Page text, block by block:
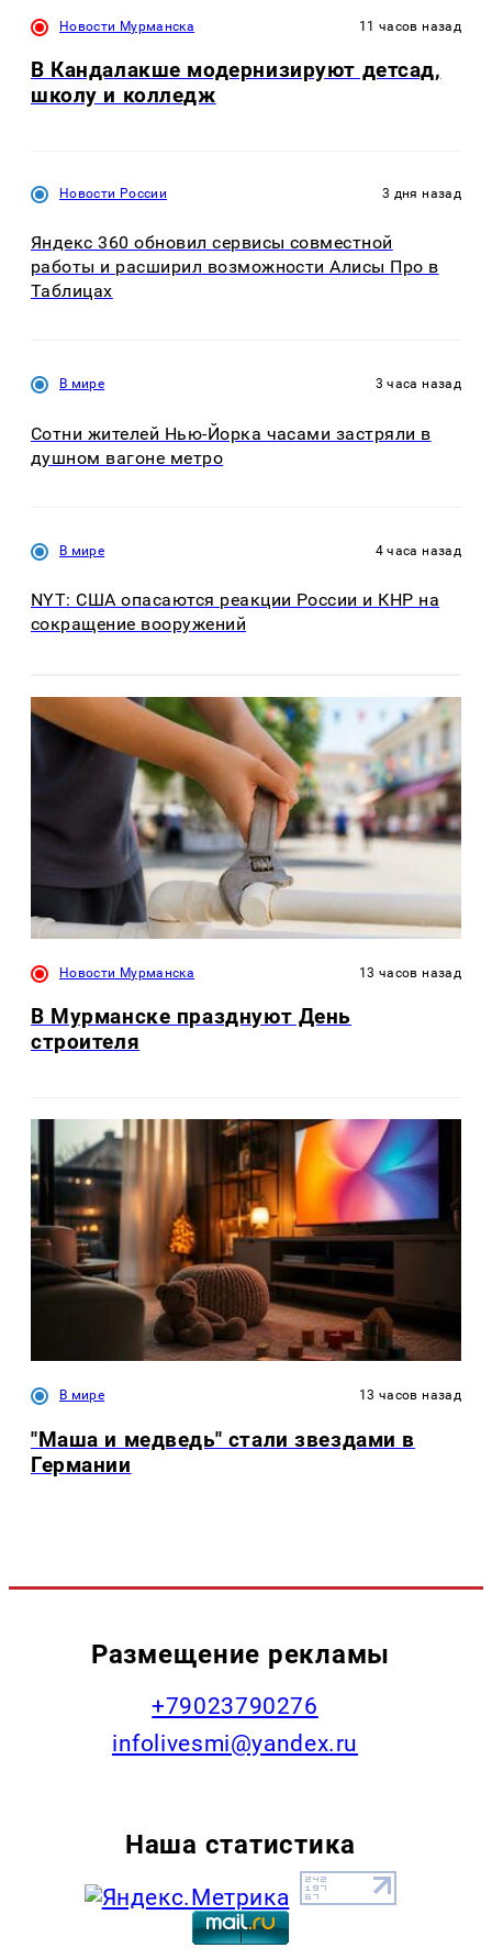
Новости Мурманска 11 часов назад
В Кандалакше модернизируют детсад,
школу и колледж
Новости России 3 дня назад
Яндекс 360 обновил сервисы совместной
работы и расширил возможности Алисы Про в
Таблицах
В мире 3 часа назад
Сотни жителей Нью-Йорка часами застряли в
душном вагоне метро
В мире 4 часа назад
NYT: США опасаются реакции России и КНР на
сокращение вооружений
Новости Мурманска 13 часов назад
В Мурманске празднуют День
строителя
В мире 13 часов назад
"Маша и медведь" стали звездами в
Германии
Размещение рекламы
+79023790276
infolivesmi@yandex.ru
Наша статистика